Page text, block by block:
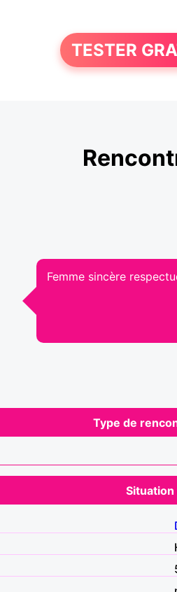
TESTER
Femme sincère
Type de
Situation